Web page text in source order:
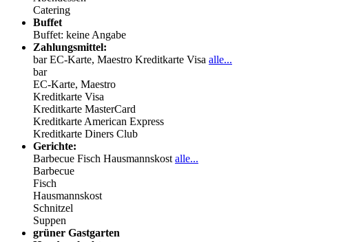
Catering
Buffet
Buffet: keine Angabe
Zahlungsmittel:
barEC-Karte, Maestro Kreditkarte Visa alle...
bar
EC-Karte, Maestro
Kreditkarte Visa
Kreditkarte MasterCard
Kreditkarte American Express
Kreditkarte Diners Club
Gerichte:
Barbecue Fisch Hausmannskost alle...
Barbecue
Fisch
Hausmannskost
Schnitzel
Suppen
grüner Gastgarten